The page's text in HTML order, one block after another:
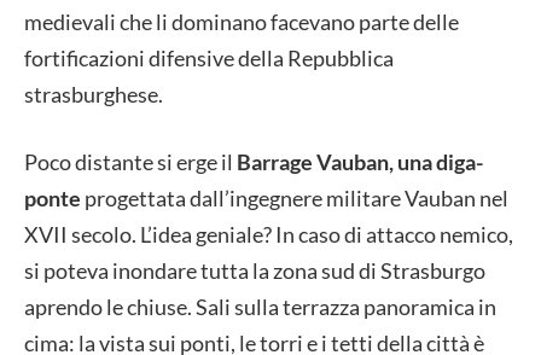
medievali che li dominano facevano parte delle
fortificazioni difensive della Repubblica
strasburghese.
Poco distante si erge il Barrage Vauban, una diga-
ponte progettata dall’ingegnere militare Vauban nel
XVII secolo. L’idea geniale? In caso di attacco nemico,
si poteva inondare tutta la zona sud di Strasburgo
aprendo le chiuse. Sali sulla terrazza panoramica in
cima: la vista sui ponti, le torri e i tetti della città è